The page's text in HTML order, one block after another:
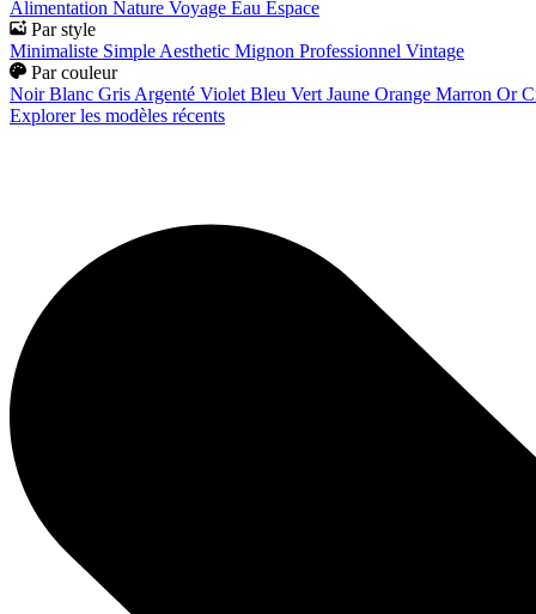
Alimentation Nature Voyage Eau Espace
Par style
Minimaliste Simple Aesthetic Mignon Professionnel Vintage
Par couleur
Noir Blanc Gris Argenté Violet Bleu Vert Jaune Orange Marron Or
Explorer les modèles récents